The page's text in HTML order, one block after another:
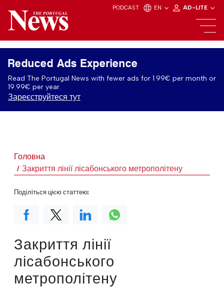
PODCAST EN AD-LITE
Reduced Ads Experience
Read The Portugal News with fewer ads for 1.99€ per month or
19.99€ per year.
Зареєструйтеся тут
Головна
Закриття лінії лісабонського метрополітену
Закриття лінії
лісабонського
метрополітену
Поділіться цією статтею: